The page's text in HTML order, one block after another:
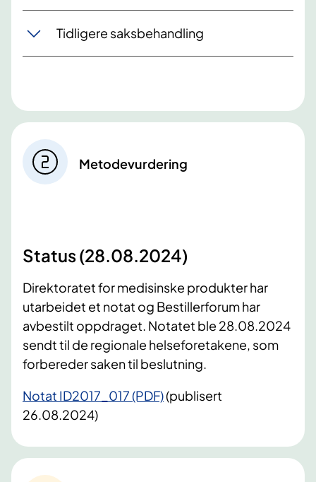
Tidligere saksbehandling
Metodevurdering
Status (28.08.2024)
Direktoratet for medisinske produkter har
utarbeidet et notat og Bestillerforum har
avbestilt oppdraget. Notatet ble 28.08.2024
sendt til de regionale helseforetakene, som
forbereder saken til beslutning.
Notat ID2017_017 (PDF)(publisert
26.08.2024)